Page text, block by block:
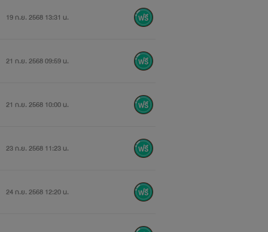
19 ก.ย. 2568 13:31 น.
21 ก.ย. 2568 09:59 น.
21 ก.ย. 2568 10:00 น.
23 ก.ย. 2568 11:23 น.
24 ก.ย. 2568 12:20 น.